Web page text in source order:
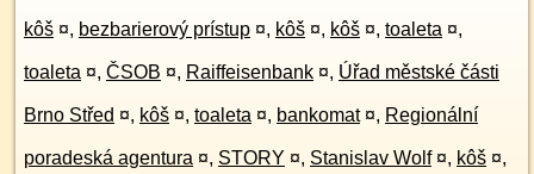
kôš ¤, bezbarierový prístup ¤, kôš ¤, kôš ¤, toaleta ¤,
toaleta ¤, ČSOB ¤, Raiffeisenbank ¤, Úřad městské části
Brno Střed ¤, kôš ¤, toaleta ¤, bankomat ¤, Regionální
poradeská agentura ¤, STORY ¤, Stanislav Wolf ¤, kôš ¤,